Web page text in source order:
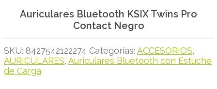
Auriculares Bluetooth KSIX Twins Pro
Contact Negro
SKU: 8427542122274 Categorías: ACCESORIOS,
AURICULARES, Auriculares Bluetooth con Estuche
de Carga